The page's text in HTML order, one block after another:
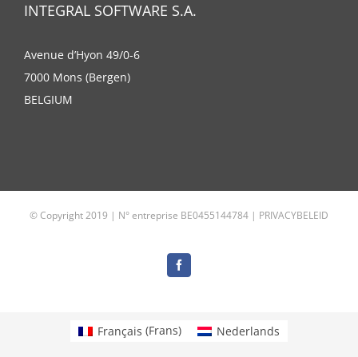
INTEGRAL SOFTWARE S.A.
Avenue d’Hyon 49/0-6
7000 Mons (Bergen)
BELGIUM
© Copyright 2019 | N° entreprise BE0455144784 | PRIVACYBELEID
Français (Frans) Nederlands